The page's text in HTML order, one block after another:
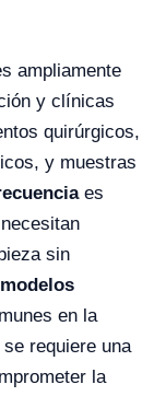
ampliamente
y clínicas
quirúrgicos,
y muestras
es
sin
modelos
en la
requiere una
la